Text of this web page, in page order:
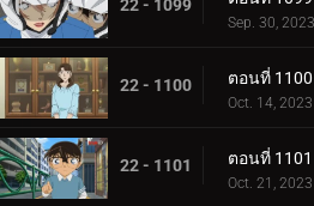
22 - 1099
Sep. 30, 2023
22 - 1100
Oct. 14, 2023
22 - 1101
Oct. 21, 2023